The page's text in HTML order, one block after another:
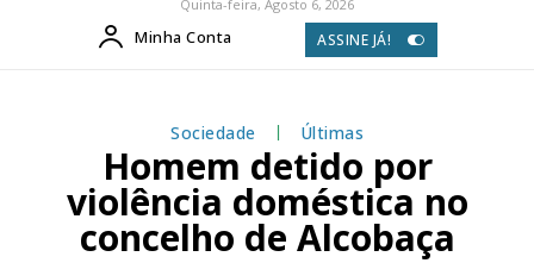
Quinta-feira, Agosto 6, 2026
Minha Conta ASSINE JÁ!
Sociedade Últimas
Homem detido por
violência doméstica no
concelho de Alcobaça